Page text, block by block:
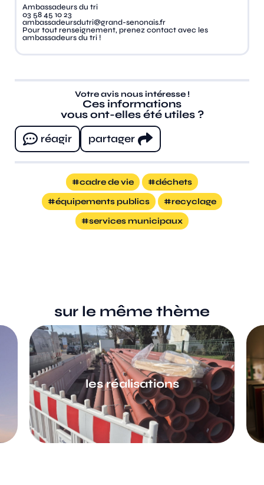
Ambassadeurs du tri
03 58 45 10 23
ambassadeursdutri@grand-senonais.fr
Pour tout renseignement, prenez contact avec les
ambassadeurs du tri !
Votre avis nous intéresse !
Ces informations
vous ont-elles été utiles ?
réagir
partager
cadre de vie
déchets
équipements publics
recyclage
services municipaux
sur le même thème
les réalisations